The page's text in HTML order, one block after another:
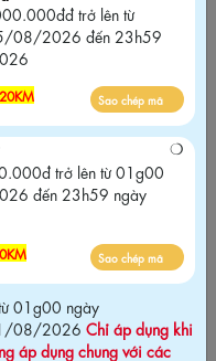
Sao chép mã
trở lên từ 01g00
đến 23h59 ngày
Sao chép mã
01g00 ngày 06/08/2026
dụng khi mua tại website
các chương trình khuyến
trở lên từ
08/2026 đến 23h59
Sao chép mã
trở lên từ 01g00
đến 23h59 ngày
Sao chép mã
01g00 ngày
08/2026 Chỉ áp dụng khi
áp dụng chung với các